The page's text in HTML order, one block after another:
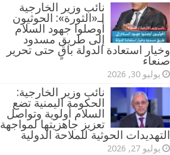
‏نائب وزير الخارجية
لـ«الثورة»: الحوثيون
أوصلوا جهود السلام
إلى طريق مسدود
وخيار استعادة الدولة باقٍ حتى تحرير
صنعاء
يوليو 30, 2026
نائب وزير الخارجية:
الحكومة اليمنية تضع
السلام أولوية وتواصل
تعزيز جاهزيتها لمواجهة
التهديدات الحوثية للملاحة الدولية
يوليو 27, 2026